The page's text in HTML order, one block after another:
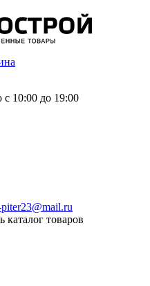
10:00 до 19:00
каталог товаров